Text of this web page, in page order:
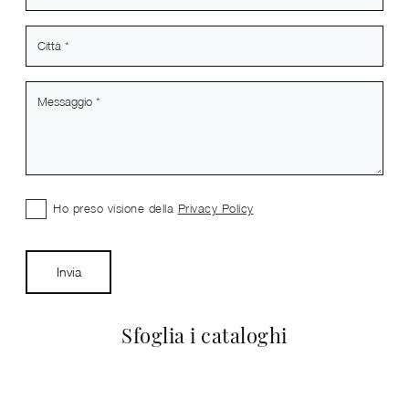
Sfoglia i cataloghi
Ho preso visione della Privacy Policy
Invia